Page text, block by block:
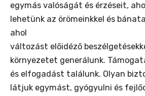
egymás valóságát és érzéseit,
lehetünk az örömeinkkel és
ahol
változást előidéző
környezetet generálunk.
és elfogadást találunk. Olyan
látjuk egymást, gyógyulni és